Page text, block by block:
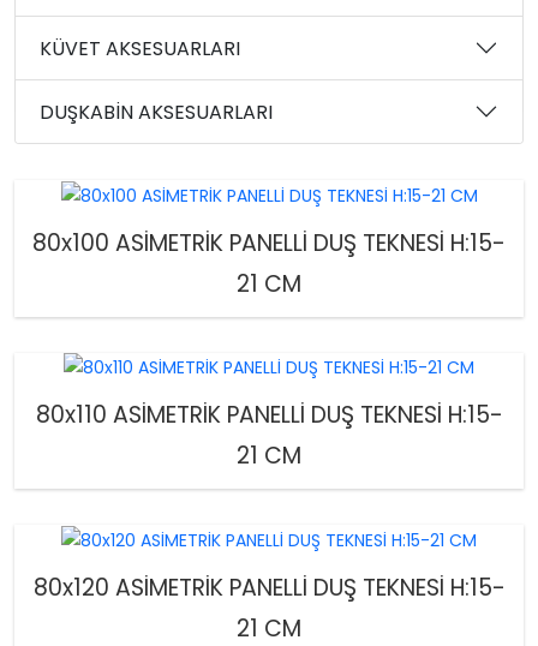
KÜVET AKSESUARLARI
DUŞKABİN AKSESUARLARI
80x100 ASİMETRİK PANELLİ DUŞ TEKNESİ H:15-
21 CM
80x110 ASİMETRİK PANELLİ DUŞ TEKNESİ H:15-
21 CM
80x120 ASİMETRİK PANELLİ DUŞ TEKNESİ H:15-
21 CM